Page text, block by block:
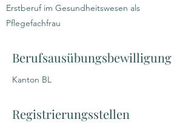
Erstberuf im Gesundheitswesen als
Pflegefachfrau
Berufsausübungsbewilligung
Kanton BL
Registrierungsstellen